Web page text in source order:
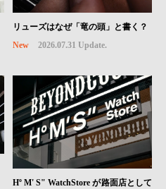
リューズはなぜ「竜の頭」と書く？
New
2026.07.31 Update.
Hº M' S" WatchStore が路面店として